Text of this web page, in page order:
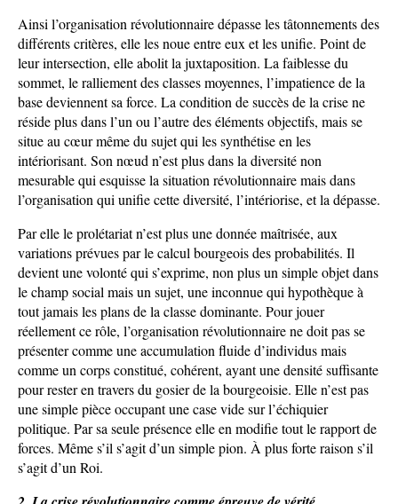
Ainsi l’organisation révolutionnaire dépasse les tâtonnements des
différents critères, elle les noue entre eux et les unifie. Point de
leur intersection, elle abolit la juxtaposition. La faiblesse du
sommet, le ralliement des classes moyennes, l’impatience de la
base deviennent sa force. La condition de succès de la crise ne
réside plus dans l’un ou l’autre des éléments objectifs, mais se
situe au cœur même du sujet qui les synthétise en les
intériorisant. Son nœud n’est plus dans la diversité non
mesurable qui esquisse la situation révolutionnaire mais dans
l’organisation qui unifie cette diversité, l’intériorise, et la dépasse.
Par elle le prolétariat n’est plus une donnée maîtrisée, aux
variations prévues par le calcul bourgeois des probabilités. Il
devient une volonté qui s’exprime, non plus un simple objet dans
le champ social mais un sujet, une inconnue qui hypothèque à
tout jamais les plans de la classe dominante. Pour jouer
réellement ce rôle, l’organisation révolutionnaire ne doit pas se
présenter comme une accumulation fluide d’individus mais
comme un corps constitué, cohérent, ayant une densité suffisante
pour rester en travers du gosier de la bourgeoisie. Elle n’est pas
une simple pièce occupant une case vide sur l’échiquier
politique. Par sa seule présence elle en modifie tout le rapport de
forces. Même s’il s’agit d’un simple pion. À plus forte raison s’il
s’agit d’un Roi.